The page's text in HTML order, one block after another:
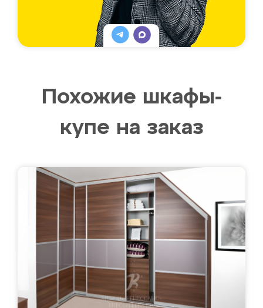
Похожие шкафы-
купе на заказ